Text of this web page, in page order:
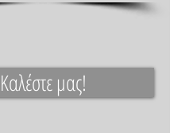
Καλέστε μας!